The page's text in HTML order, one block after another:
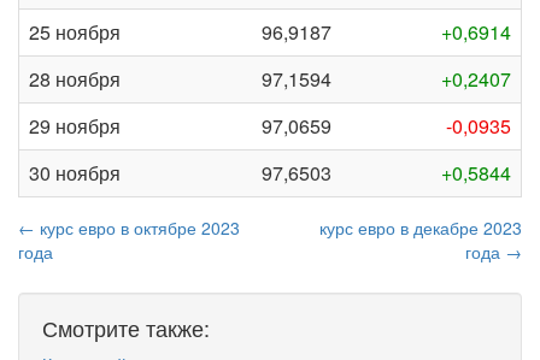
25 ноября
96,9187
+0,6914
28 ноября
97,1594
+0,2407
29 ноября
97,0659
-0,0935
30 ноября
97,6503 +0,5844
← курс евро в октябре 2023
года
курс евро в декабре 2023
года →
Смотрите также: